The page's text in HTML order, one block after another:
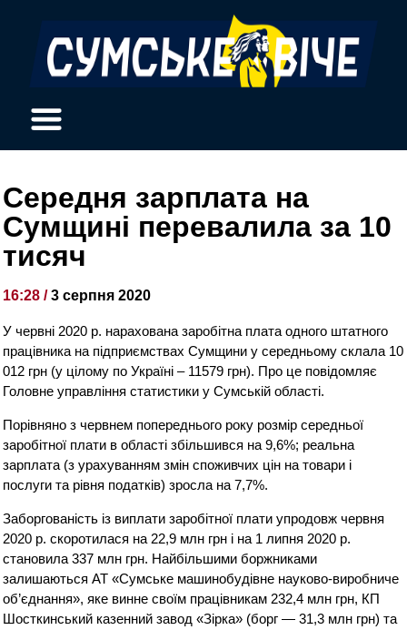
Середня зарплата на
Сумщині перевалила за 10
тисяч
16:28 /3 серпня 2020
У червні 2020 р. нарахована заробітна плата одного штатного
працівника на підприємствах Сумщини у середньому склала 10
012 грн (у цілому по Україні – 11579 грн). Про це повідомляє
Головне управління статистики у Сумській області.
Порівняно з червнем попереднього року розмір середньої
заробітної плати в області збільшився на 9,6%; реальна
зарплата (з урахуванням змін споживчих цін на товари і
послуги та рівня податків) зросла на 7,7%.
Заборгованість із виплати заробітної плати упродовж червня
2020 р. скоротилася на 22,9 млн грн і на 1 липня 2020 р.
становила 337 млн грн. Найбільшими боржниками
залишаються АТ «Сумське машинобудівне науково-виробниче
об’єднання», яке винне своїм працівникам 232,4 млн грн, КП
Шосткинський казенний завод «Зірка» (борг — 31,3 млн грн) та